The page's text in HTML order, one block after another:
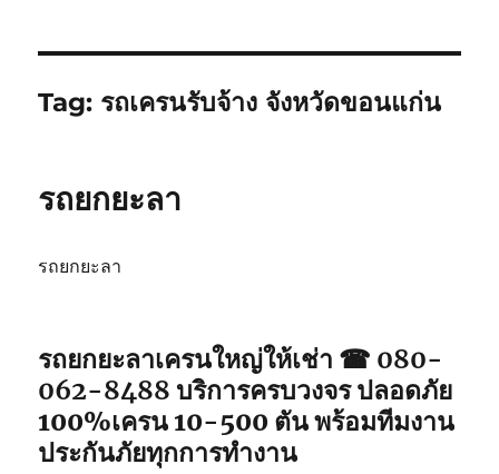
Tag: รถเครนรับจ้าง จังหวัดขอนแก่น
รถยกยะลา
รถยกยะลา
รถยกยะลาเครนใหญ่ให้เช่า ☎ 080-
062-8488 บริการครบวงจร ปลอดภัย
100%เครน 10-500 ตัน พร้อมทีมงาน
ประกันภัยทุกการทำงาน